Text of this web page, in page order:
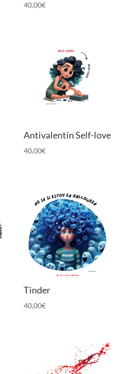
40,00€
Antivalentín Self-love
40,00€
Tinder
40,00€